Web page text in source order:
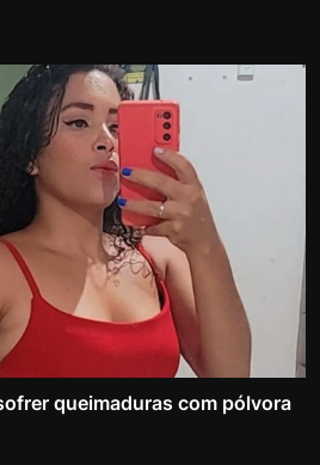
queimaduras com pólvora